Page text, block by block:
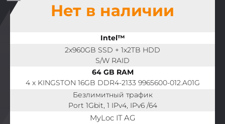
Нет в наличии
Intel™
2x960GB SSD + 1x2TB HDD
S/W RAID
64 GB RAM
4 x KINGSTON 16GB DDR4-2133 9965600-012.A01G
Безлимитный трафик
Port 1Gbit, 1 IPv4, IPv6 /64
MyLoc IT AG